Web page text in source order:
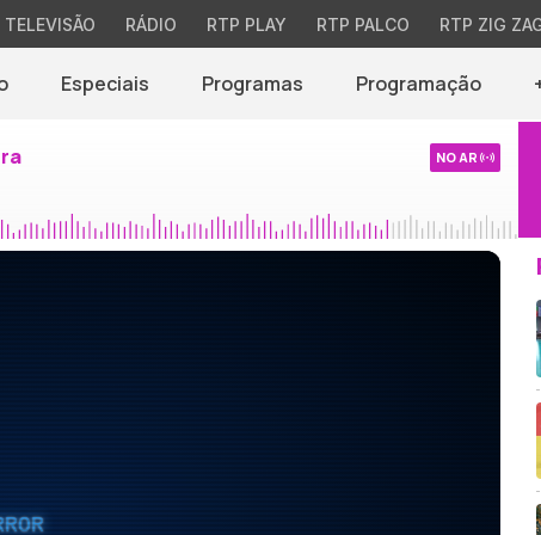
TELEVISÃO RÁDIO RTP PLAY RTP PALCO RTP ZIG
Especiais Programas Programação
NO AR